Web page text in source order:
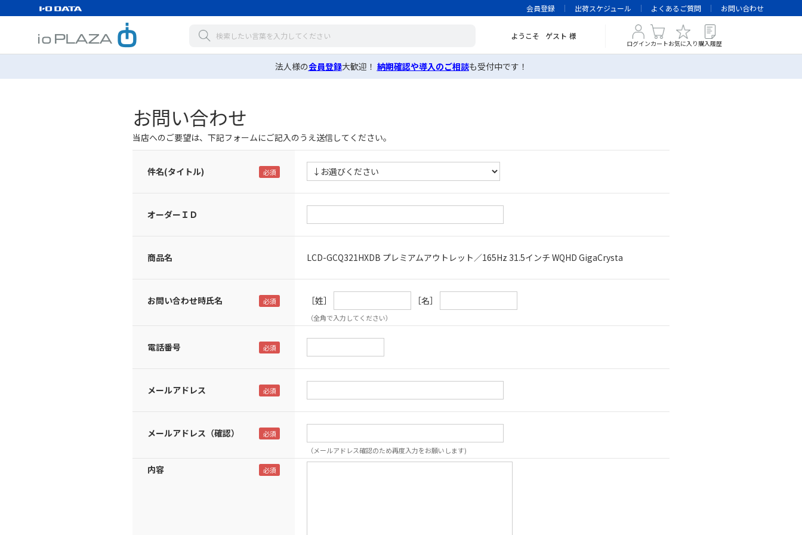
会員登録 出荷スケジュール よくあるご質問 お問い合わせ
ようこそ ゲスト 様
ログインカートお気に入り 購入履歴
法人様の会員登録大歓迎！ 納期確認や導入のご相談も受付中です！
お問い合わせ
当店へのご要望は、下記フォームにご記入のうえ送信してください。
件名(タイトル)
オーダーＩＤ
商品名 LCD-GCQ321HXDB プレミアムアウトレット／165Hz 31.5インチ WQHD GigaCrysta
お問い合わせ時氏名 ［姓］ ［名］
（全角で入力してください）
電話番号
メールアドレス
メールアドレス（確認）
（メールアドレス確認のため再度入力をお願いします)
内容